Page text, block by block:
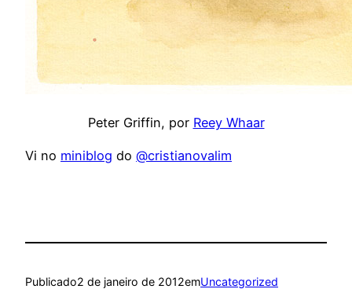
Peter Griffin, por Reey Whaar
Vi no miniblog do @cristianovalim
Publicado2 de janeiro de 2012emUncategorized